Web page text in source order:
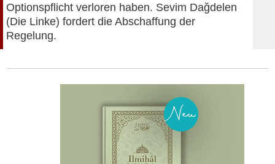
Optionspflicht verloren haben. Sevim Dağdelen
(Die Linke) fordert die Abschaffung der
Regelung.